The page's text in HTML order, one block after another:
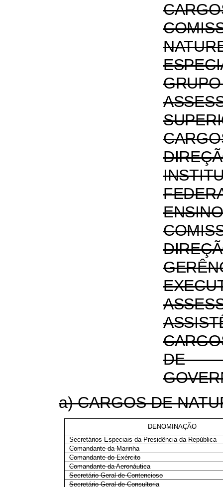
DE
a) CARGOS DE
DENOMINAÇÃO
Secretários Especiais da Presidência da República
Comandante da Marinha
Comandante do Exército
Comandante da Aeronáutica
Secretário-Geral de Contencioso
Secretário-Geral de Consultoria